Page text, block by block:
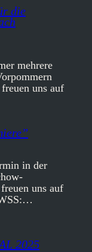
die
mehrere
uns auf
in der
uns auf
2025